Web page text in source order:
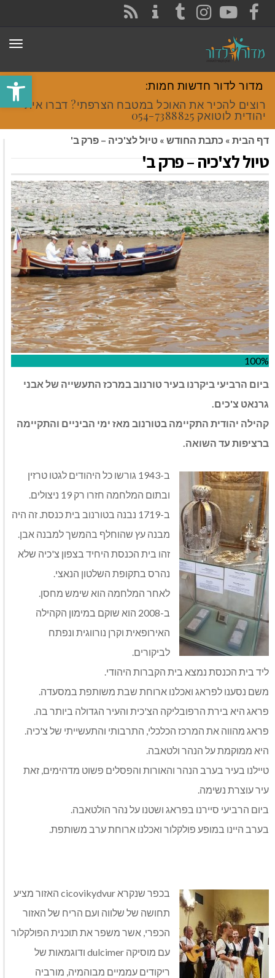
פתח
FACEBOOK
YOUTUBE
INSTAGRAM
TUMBLR
מדור לדור חדשות חמות:
רוצים להכיר את האוכל במטבח הצרפתי? דברו איתי
יהודית לוטואק 054-7388825.
דף הבית » כתבת החודש » טיול לצ'כיה – פרק ב'
טיול לצ'כיה – פרק ב'
100%
ביום הרביעי ביקרנו בעיר טורנוב במרכז התעשייה של אבני
גרנאט צ'כים.
קהילה יהודית התקיימה בטורנוב מאז ימי הביניים והתקיימה
ברציפות עד השואה.
ב-1943 גורשו כל היהודים לגטו טרזין
ובתום המלחמה חזרו רק 19 ניצולים.
ב-1719 נבנה בטורנוב בית כנסת. זה היה
מבנה עץ שהוחלף בהמשך למבנה אבן.
זהו בית הכנסת היחיד בצפון צ'כיה שלא
נהרס בתקופת השלטון הנאצי.
לאחר המלחמה הוא שימש מחסן.
ב-2008 הוא שוקם במימון הקהילה
האירופאית וקרן נורווגית ונפתח
לביקורים.
ליד בית הכנסת נמצא בית הקברות היהודי.
משם נסענו לפראג ואכלנו ארוחת שבת משותפת במסעדה.
פראג היא בירת הרפובליקה הצ'כית והעיר הגדולה ביותר בה.
פראג מהווה את המרכז הכלכלי, התרבותי והתעשייתי של צ'כיה.
היא ממוקמת על הנהר ולטאבה.
טיילנו בעיר בערב הנהר והאורות והפסלים פשוט מדהימים, זאת
עיר עוצרת נשימה.
ביום הרביעי סיירנו בפראג ושטנו על נהר הולטאבה.
בערב היינו במופע פולקלור ואכלנו ארוחת ערב משותפת.
בכפר שנקרא cicovikydvur האזור מציע
תחושה של שלווה ועם הריח של האזור
הכפרי, אשר משפר את תוכנית הפולקלור
עם מוסיקה dulcimer ודוגמאות של
ריקודים עממיים מבוהמיה, מורביה